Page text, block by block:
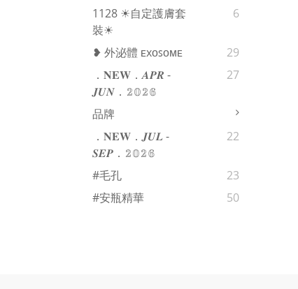
1128 ☀自定護膚套
裝☀
6
❥ 外泌體 ᴇxᴏꜱᴏᴍᴇ
29
．𝐍𝐄𝐖．𝑨𝑷𝑹 -
𝑱𝑼𝑵．𝟚𝟘𝟚𝟞
27
品牌
．𝐍𝐄𝐖．𝑱𝑼𝑳 -
𝑺𝑬𝑷．𝟚𝟘𝟚𝟞
22
#毛孔
23
#安瓶精華
50